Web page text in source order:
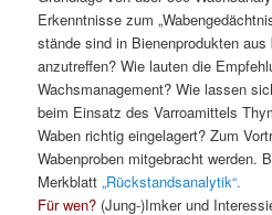
Erkenntnisse zum
stände sind in Bienenprodukten
anzutreffen? Wie lauten die
Wachsmanagement? Wie lassen
beim Einsatz des Varroamittels
Waben richtig eingelagert? Zum
Wabenproben mitgebracht werden.
Merkblatt„Rückstandsanalytik“.
Für wen? (Jung-)Imker und